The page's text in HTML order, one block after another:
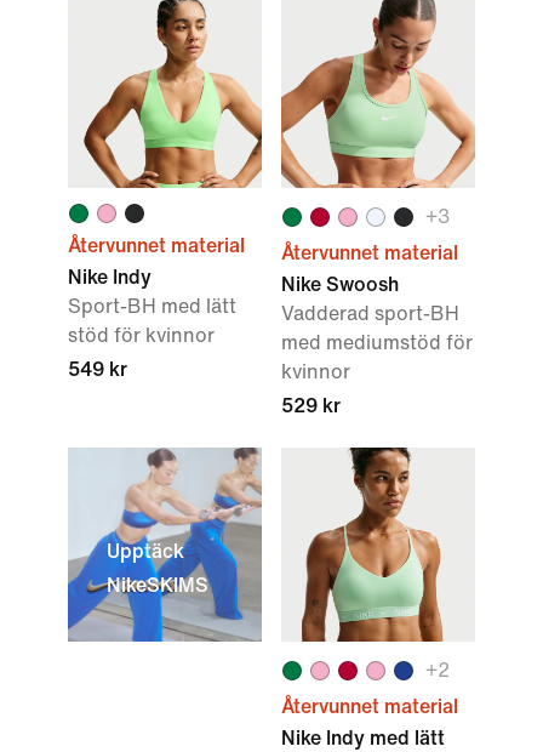
Återvunnet material
Nike Indy
Sport-BH med lätt
stöd för kvinnor
549 kr
+3
Återvunnet material
Nike Swoosh
Vadderad sport-BH
med mediumstöd för
kvinnor
529 kr
Upptäck
NikeSKIMS
+2
Återvunnet material
Nike Indy med lätt